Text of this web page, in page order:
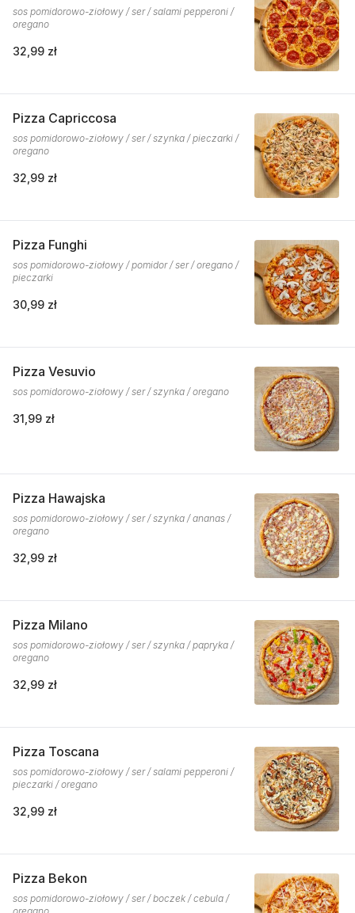
sos pomidorowo-ziołowy / ser / salami pepperoni /
oregano
32,99 zł
Pizza Capriccosa
sos pomidorowo-ziołowy / ser / szynka / pieczarki /
oregano
32,99 zł
Pizza Funghi
sos pomidorowo-ziołowy / pomidor / ser / oregano /
pieczarki
30,99 zł
Pizza Vesuvio
sos pomidorowo-ziołowy / ser / szynka / oregano
31,99 zł
Pizza Hawajska
sos pomidorowo-ziołowy / ser / szynka / ananas /
oregano
32,99 zł
Pizza Milano
sos pomidorowo-ziołowy / ser / szynka / papryka /
oregano
32,99 zł
Pizza Toscana
sos pomidorowo-ziołowy / ser / salami pepperoni /
pieczarki / oregano
32,99 zł
Pizza Bekon
sos pomidorowo-ziołowy / ser / boczek / cebula /